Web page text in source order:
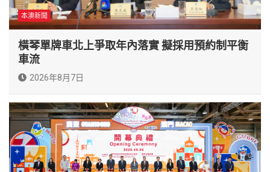
本澳新聞
橫琴單牌車北上爭取年內落實 擬採用預約制平衡
車流
2026年8月7日